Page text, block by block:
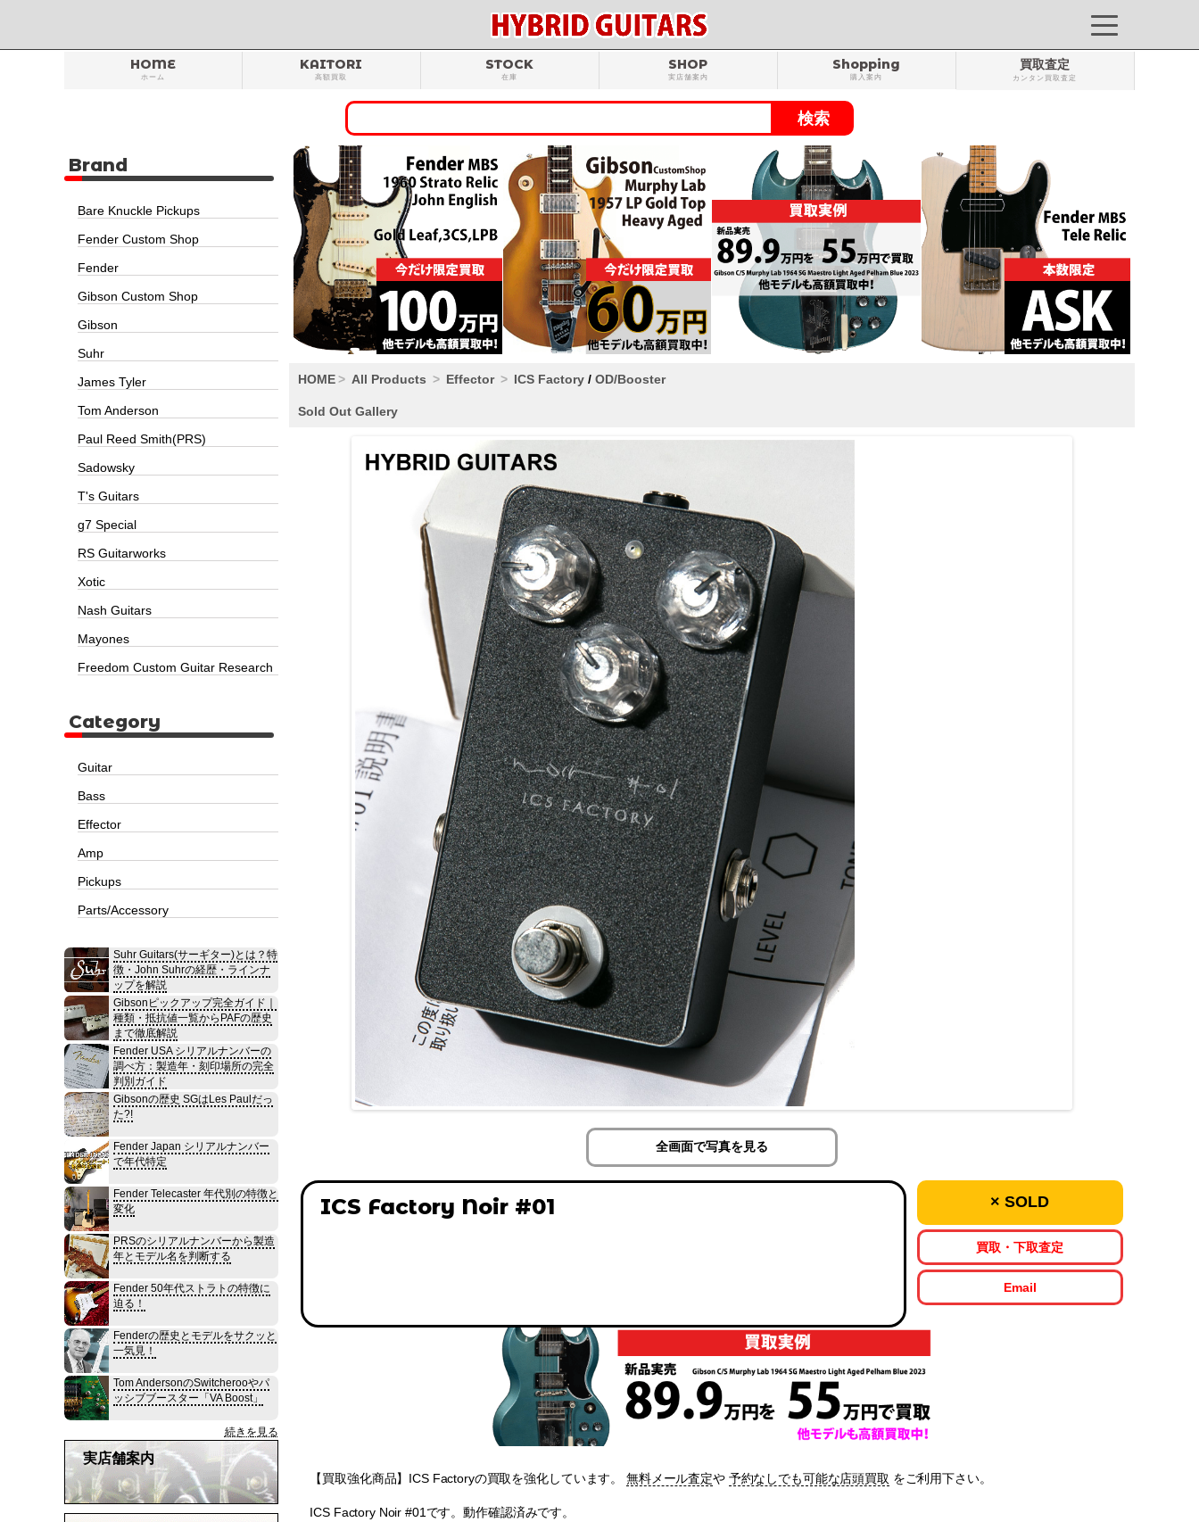
HOME
ホーム
KAITORI
高額買取
STOCK
在庫
SHOP
実店舗案内
Shopping
購入案内
買取査定
カンタン買取査定
HOME All Products Effector ICS Factory / OD/Booster
Sold Out Gallery
全画面で写真を見る
ICS Factory Noir #01 × SOLD
買取・下取査定
Email
【買取強化商品】ICS Factoryの買取を強化しています。 無料メール査定や 予約なしでも可能な店頭買取 をご利用下さい。
ICS Factory Noir #01です。動作確認済みです。
Brand
Bare Knuckle Pickups
Fender Custom Shop
Fender
Gibson Custom Shop
Gibson
Suhr
James Tyler
Tom Anderson
Paul Reed Smith(PRS)
Sadowsky
T's Guitars
g7 Special
RS Guitarworks
Xotic
Nash Guitars
Mayones
Freedom Custom Guitar Research
Category
Guitar
Bass
Effector
Amp
Pickups
Parts/Accessory
Suhr Guitars(サーギター)とは？特
徴・John Suhrの経歴・ラインナ
ップを解説
Gibsonピックアップ完全ガイド｜
種類・抵抗値一覧からPAFの歴史
まで徹底解説
Fender USA シリアルナンバーの
調べ方：製造年・刻印場所の完全
判別ガイド
Gibsonの歴史 SGはLes Paulだっ
た?!
Fender Japan シリアルナンバー
で年代特定
Fender Telecaster 年代別の特徴と
変化
PRSのシリアルナンバーから製造
年とモデル名を判断する
Fender 50年代ストラトの特徴に
迫る！
Fenderの歴史とモデルをサクッと
一気見！
Tom AndersonのSwitcherooやパ
ッシブブースター「VA Boost」
続きを見る
実店舗案内